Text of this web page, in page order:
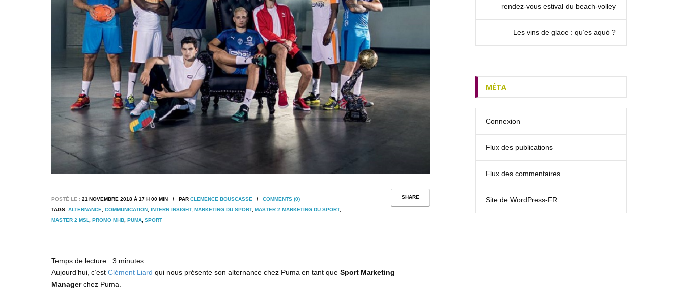
SHARE
POSTÉ LE : 21 NOVEMBRE 2018 À 17 H 00 MIN / PAR CLEMENCE BOUSCASSE / COMMENTS (0)
TAGS: ALTERNANCE COMMUNICATION INTERN INSIGHT, MARKETING DU SPORT, MASTER 2 MARKETING DU SPORT,
MASTER 2 MSL
PROMO MHB PUMA SPORT
Temps de lecture : 3 minutes
Aujourd’hui, c’est Clément Liard qui nous présente son alternance chez Puma en tant que Sport Marketing
Managerchez Puma.
rendez‑vous estival du beach-volley
Les vins de glace : qu’es aquò ?
MÉTA
Connexion
Flux des publications
Flux des commentaires
Site de WordPress-FR